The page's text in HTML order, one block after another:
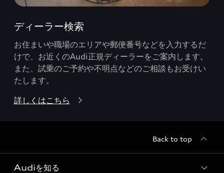
ディーラー検索
お住まいや職場のエリアや郵便番号などを入力するだ
けで、お近くのAudi正規ディーラーをご案内します。
また、試乗のご予約や不明点などのご相談もお受けい
たします。
詳しくはこちら
Back to top
Audiを知る